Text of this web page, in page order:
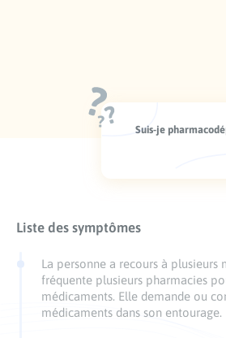
Suis-je
Liste des symptômes
La personne a recours à plusieurs
fréquente plusieurs pharmacies
médicaments. Elle demande ou
médicaments dans son entourage.